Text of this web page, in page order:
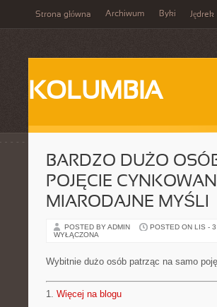
Strona główna Archiwum Byki Jędrek
KOLUMBIA
BARDZO DUŻO
POJĘCIE
MIARODAJNE MYŚLI
POSTED BY ADMIN POSTED ON LIS -
WYŁĄCZONA
Wybitnie dużo osób patrząc na samo
1. Więcej na blogu